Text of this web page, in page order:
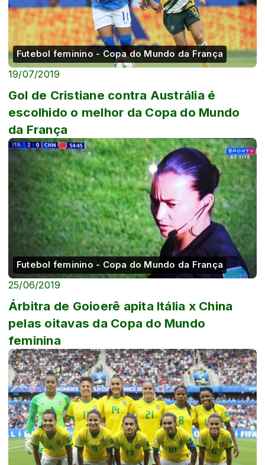
Futebol feminino - Copa do Mundo da França
19/07/2019
Gol de Cristiane contra Austrália é
escolhido o melhor da Copa do Mundo
da França
Futebol feminino - Copa do Mundo da França
25/06/2019
Árbitra de Goioerê apita Itália x China
pelas oitavas da Copa do Mundo
feminina